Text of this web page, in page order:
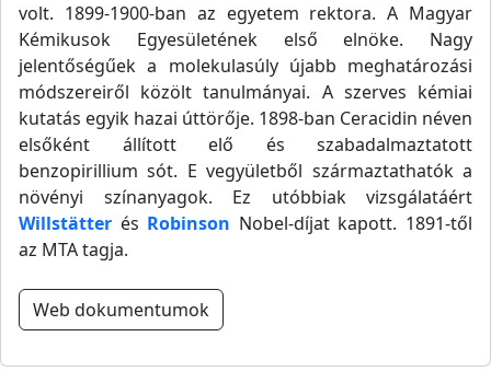
volt. 1899-1900-ban az egyetem rektora. A Magyar
Kémikusok Egyesületének első elnöke. Nagy
jelentőségűek a molekulasúly újabb meghatározási
módszereiről közölt tanulmányai. A szerves kémiai
kutatás egyik hazai úttörője. 1898-ban Ceracidin néven
elsőként állított elő és szabadalmaztatott
benzopirillium sót. E vegyületből származtathatók a
növényi színanyagok. Ez utóbbiak vizsgálatáért
Willstätter és Robinson Nobel-díjat kapott. 1891-től
az MTA tagja.
Web dokumentumok